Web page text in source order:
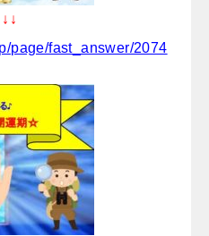
page/fast_answer/2074